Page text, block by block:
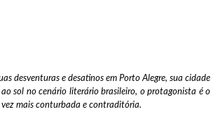
desventuras e desatinos em Porto Alegre, sua cidade
sol no cenário literário brasileiro, o protagonista é o
vez mais conturbada e contraditória.